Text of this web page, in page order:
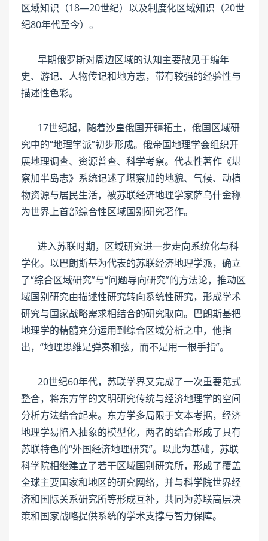
区域知识（18—20世纪）以及制度化区域知识（20世
纪80年代至今）。
早期俄罗斯对周边区域的认知主要散见于编年
史、游记、人物传记和地方志，带有较强的经验性与
描述性色彩。
17世纪起，随着沙皇俄国开疆拓土，俄国区域研
究中的“地理学派”初步形成。俄帝国地理学会组织开
展地理调查、资源普查、科学考察。代表性著作《堪
察加半岛志》系统记述了堪察加的地貌、气候、动植
物资源与居民生活，被苏联经济地理学家萨乌什金称
为世界上首部综合性区域国别研究著作。
进入苏联时期，区域研究进一步走向系统化与科
学化。以巴朗斯基为代表的苏联经济地理学派，确立
了“综合区域研究”与“问题导向研究”的方法论，推动区
域国别研究由描述性研究转向系统性研究，形成学术
研究与国家战略需求相结合的研究取向。巴朗斯基把
地理学的精髓充分运用到综合区域分析之中，他指
出，“地理思维是弹奏和弦，而不是用一根手指”。
20世纪60年代，苏联学界又完成了一次重要范式
整合，将东方学的文明研究传统与经济地理学的空间
分析方法结合起来。东方学多局限于文本考据，经济
地理学易陷入抽象的模型化，两者的结合形成了具有
苏联特色的“外国经济地理研究”。以此为基础，苏联
科学院相继建立了若干区域国别研究所，形成了覆盖
全球主要国家和地区的研究网络，并与科学院世界经
济和国际关系研究所等形成互补，共同为苏联高层决
策和国家战略提供系统的学术支撑与智力保障。